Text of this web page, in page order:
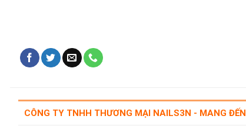
CÔNG TY TNHH THƯƠNG MẠI NAILS3N - MANG